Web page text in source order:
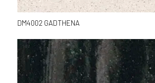
DM4002 GADTHENA